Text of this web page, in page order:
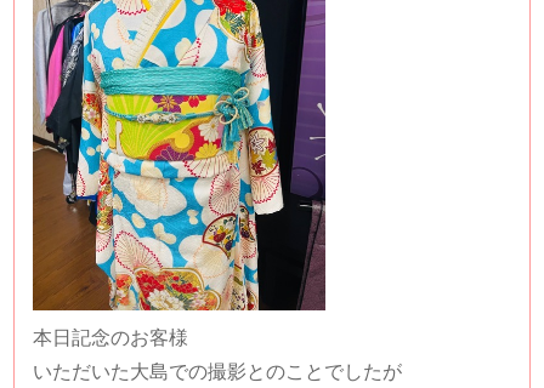
本日記念のお客様
いただいた大島での撮影とのことでしたが